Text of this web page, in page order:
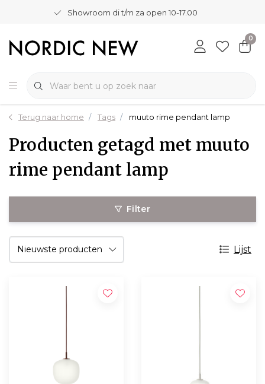
Showroom di t/m za open 10-17.00
0
Terug naar home Tags muuto rime pendant lamp
Producten getagd met muuto
rime pendant lamp
Filter
Lijst